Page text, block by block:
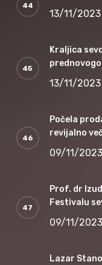
13/11/2023
Kraljica
13/11/2023
Počela
revijalno
09/11/2023
Prof. dr
Festivalu
09/11/2023
Lazar